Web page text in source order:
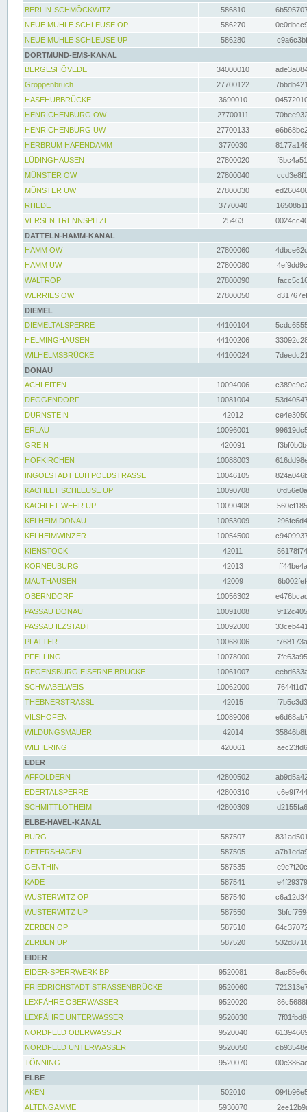
BERLIN-SCHMÖCKWITZ
586810
NEUE MÜHLE SCHLEUSE OP
586270
NEUE MÜHLE SCHLEUSE UP
586280
DORTMUND-EMS-KANAL
BERGESHÖVEDE
34000010
Groppenbruch
27700122
HASEHUBBRÜCKE
3690010
HENRICHENBURG OW
27700111
HENRICHENBURG UW
27700133
HERBRUM HAFENDAMM
3770030
LÜDINGHAUSEN
27800020
MÜNSTER OW
27800040
MÜNSTER UW
27800030
RHEDE
3770040
VERSEN TRENNSPITZE
25463
DATTELN-HAMM-KANAL
HAMM OW
27800060
HAMM UW
27800080
WALTROP
27800090
WERRIES OW
27800050
DIEMEL
DIEMELTALSPERRE
44100104
HELMINGHAUSEN
44100206
WILHELMSBRÜCKE
44100024
DONAU
ACHLEITEN
10094006
DEGGENDORF
10081004
DÜRNSTEIN
42012
ERLAU
10096001
GREIN
420091
HOFKIRCHEN
10088003
INGOLSTADT LUITPOLDSTRASSE
10046105
KACHLET SCHLEUSE UP
10090708
KACHLET WEHR UP
10090408
KELHEIM DONAU
10053009
KELHEIMWINZER
10054500
KIENSTOCK
42011
KORNEUBURG
42013
MAUTHAUSEN
42009
OBERNDORF
10056302
PASSAU DONAU
10091008
PASSAU ILZSTADT
10092000
PFATTER
10068006
PFELLING
10078000
REGENSBURG EISERNE BRÜCKE
10061007
SCHWABELWEIS
10062000
THEBNERSTRASSL
42015
VILSHOFEN
10089006
WILDUNGSMAUER
42014
WILHERING
420061
EDER
AFFOLDERN
42800502
EDERTALSPERRE
42800310
SCHMITTLOTHEIM
42800309
ELBE-HAVEL-KANAL
BURG
587507
DETERSHAGEN
587505
GENTHIN
587535
KADE
587541
WUSTERWITZ OP
587540
WUSTERWITZ UP
587550
ZERBEN OP
587510
ZERBEN UP
587520
EIDER
EIDER-SPERRWERK BP
9520081
FRIEDRICHSTADT STRASSENBRÜCKE
9520060
LEXFÄHRE OBERWASSER
9520020
LEXFÄHRE UNTERWASSER
9520030
NORDFELD OBERWASSER
9520040
NORDFELD UNTERWASSER
9520050
TÖNNING
9520070
ELBE
AKEN
502010
ALTENGAMME
5930070